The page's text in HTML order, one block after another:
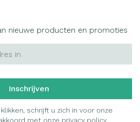
nieuwe producten en promoties
Inschrijven
schrijft u zich in voor onze
met onze privacy policy.